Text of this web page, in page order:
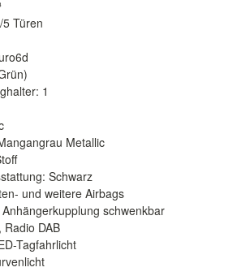
Türen
1
Metallic
Schwarz
und weitere Airbags
schwenkbar
Radio DAB
Tagfahrlicht